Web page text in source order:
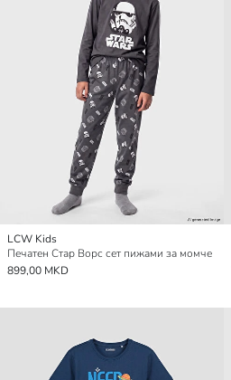
LCW Kids
Печатен Стар Ворс сет пижами за момче
899,00 MKD